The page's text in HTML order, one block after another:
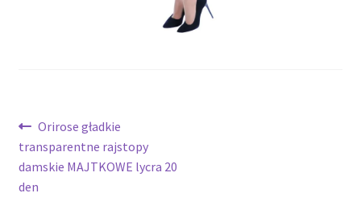
Nawigacja
wpisu
Poprzedni
wpis:
Orirose gładkie
transparentne rajstopy
damskie MAJTKOWE lycra 20
den